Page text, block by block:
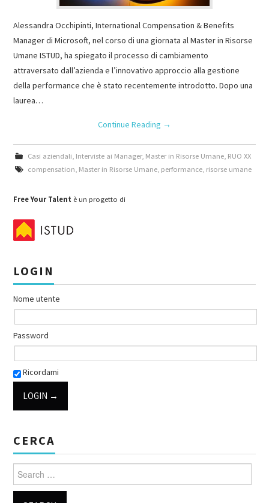
Alessandra Occhipinti, International Compensation & Benefits
Manager di Microsoft, nel corso di una giornata al Master in Risorse
Umane ISTUD, ha spiegato il processo di cambiamento
attraversato dall’azienda e l’innovativo approccio alla gestione
della performance che è stato recentemente introdotto. Dopo una
laurea…
Continue Reading →
Casi aziendali Interviste ai Manager, Master in Risorse Umane, RUO XX
compensation Master in Risorse Umane, performance, risorse umane
Free Your Talent è un progetto di
LOGIN
Nome utente
Password
Ricordami
CERCA
Search for: